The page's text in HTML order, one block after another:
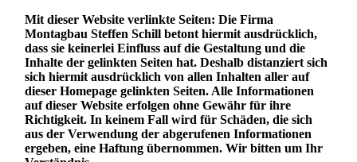
Mit dieser Website verlinkte Seiten: Die Firma
Montagbau Steffen Schill betont hiermit ausdrücklich,
dass sie keinerlei Einfluss auf die Gestaltung und die
Inhalte der gelinkten Seiten hat. Deshalb distanziert sich
sich hiermit ausdrücklich von allen Inhalten aller auf
dieser Homepage gelinkten Seiten. Alle Informationen
auf dieser Website erfolgen ohne Gewähr für ihre
Richtigkeit. In keinem Fall wird für Schäden, die sich
aus der Verwendung der abgerufenen Informationen
ergeben, eine Haftung übernommen. Wir bitten um Ihr